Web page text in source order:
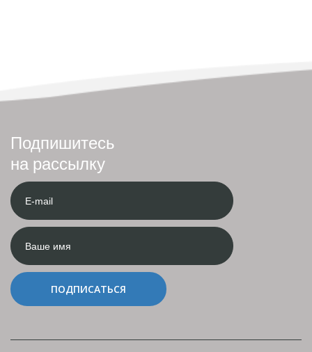
Подпишитесь
на рассылку
ПОДПИСАТЬСЯ